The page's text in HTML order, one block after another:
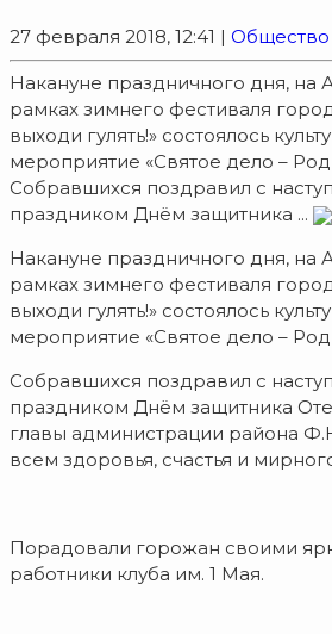
27 февраля 2018, 12:41 | Общество
Накануне праздничного дня, на
рамках зимнего фестиваля
выходи гулять!» состоялось
мероприятие «Святое дело –
Собравшихся поздравил с
праздником Днём защитника ...
Накануне праздничного дня, на
рамках зимнего фестиваля
выходи гулять!» состоялось
мероприятие «Святое дело –
Собравшихся поздравил с
праздником Днём защитника
главы администрации района
всем здоровья, счастья и
Порадовали горожан своими
работники клуба им. 1 Мая.